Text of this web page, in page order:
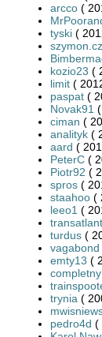
arcco (
tyski (
szymon.cz
kozio23 (
limit (
paspat (
Novak91
ciman (
analityk (
aard (
PeterC (
Piotr92 (
spros (
staahoo (
leeo1 (
turdus (
vagabond
emty13 (
completny
trynia (
pedro4d (